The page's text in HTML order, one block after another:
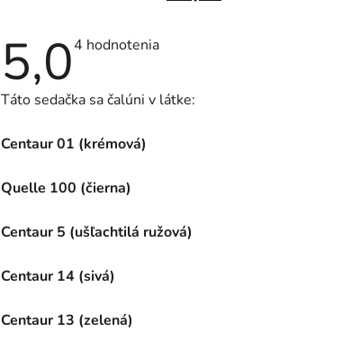
5,0Priemerné
5,0
hviezdičiek.
4 hodnotenia
Táto sedačka sa čalúni v látke:
Centaur 01 (krémová)
Quelle 100 (čierna)
Centaur 5 (ušľachtilá ružová)
Centaur 14 (sivá)
Centaur 13 (zelená)